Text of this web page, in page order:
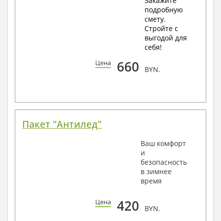
подробную
смету.
Стройте с
выгодой для
себя!
Цена 660 BYN.
Пакет "Антилед"
Ваш комфорт
и
безопасность
в зимнее
время
Цена 420 BYN.